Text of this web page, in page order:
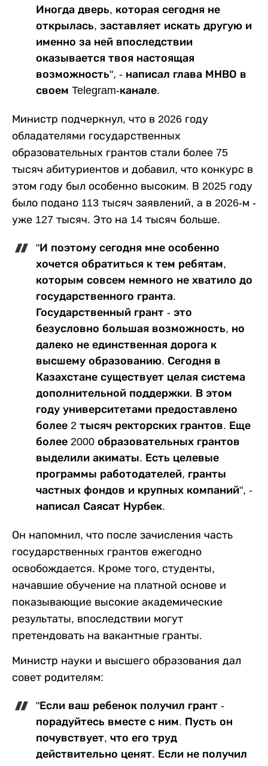
Иногда дверь, которая сегодня не
открылась, заставляет искать другую и
именно за ней впоследствии
оказывается твоя настоящая
возможность", - написал глава МНВО в
своем Telegram-канале.
Министр подчеркнул, что в 2026 году
обладателями государственных
образовательных грантов стали более 75
тысяч абитуриентов и добавил, что конкурс в
этом году был особенно высоким. В 2025 году
было подано 113 тысяч заявлений, а в 2026-м -
уже 127 тысяч. Это на 14 тысяч больше.
"И поэтому сегодня мне особенно
хочется обратиться к тем ребятам,
которым совсем немного не хватило до
государственного гранта.
Государственный грант - это
безусловно большая возможность, но
далеко не единственная дорога к
высшему образованию. Сегодня в
Казахстане существует целая система
дополнительной поддержки. В этом
году университетами предоставлено
более 2 тысяч ректорских грантов. Еще
более 2000 образовательных грантов
выделили акиматы. Есть целевые
программы работодателей, гранты
частных фондов и крупных компаний", -
написал Саясат Нурбек.
Он напомнил, что после зачисления часть
государственных грантов ежегодно
освобождается. Кроме того, студенты,
начавшие обучение на платной основе и
показывающие высокие академические
результаты, впоследствии могут
претендовать на вакантные гранты.
Министр науки и высшего образования дал
совет родителям:
"Если ваш ребенок получил грант -
порадуйтесь вместе с ним. Пусть он
почувствует, что его труд
действительно ценят. Если не получил